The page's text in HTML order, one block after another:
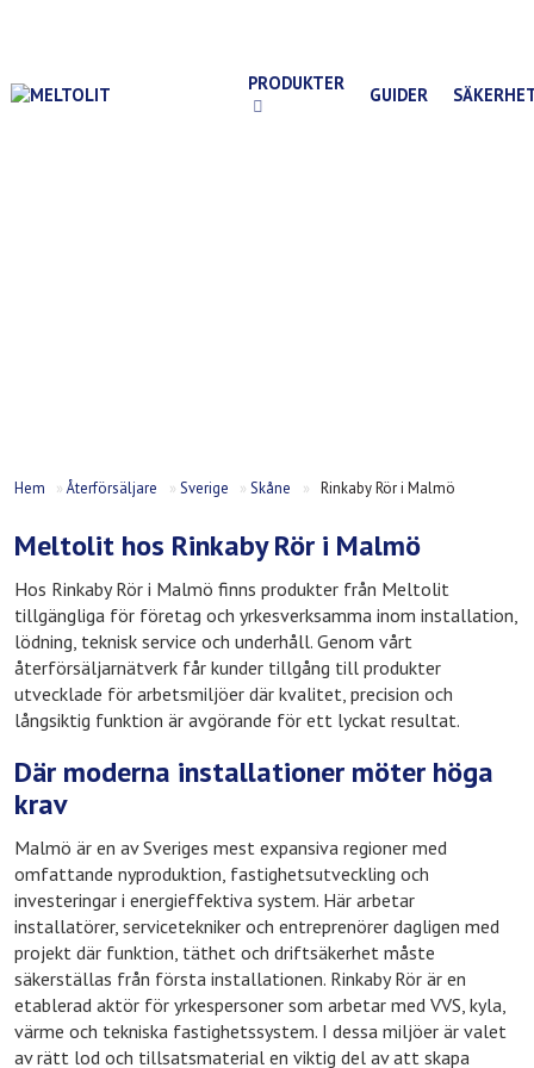
PRODUKTER
GUIDER
Hem »Återförsäljare » Sverige »Skåne » Rinkaby Rör i Malmö
Meltolit hos Rinkaby Rör i Malmö
Hos Rinkaby Rör i Malmö finns produkter från Meltolit
tillgängliga för företag och yrkesverksamma inom installation,
lödning, teknisk service och underhåll. Genom vårt
återförsäljarnätverk får kunder tillgång till produkter
utvecklade för arbetsmiljöer där kvalitet, precision och
långsiktig funktion är avgörande för ett lyckat resultat.
Där moderna installationer möter höga
krav
Malmö är en av Sveriges mest expansiva regioner med
omfattande nyproduktion, fastighetsutveckling och
investeringar i energieffektiva system. Här arbetar
installatörer, servicetekniker och entreprenörer dagligen med
projekt där funktion, täthet och driftsäkerhet måste
säkerställas från första installationen. Rinkaby Rör är en
etablerad aktör för yrkespersoner som arbetar med VVS, kyla,
värme och tekniska fastighetssystem. I dessa miljöer är valet
av rätt lod och tillsatsmaterial en viktig del av att skapa